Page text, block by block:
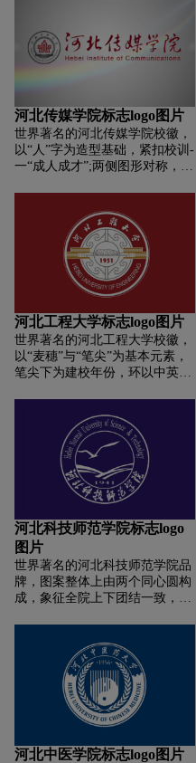
严肃感。校徽标志主体突出、左
右对称、风格坚实稳重，充分展
现了学校历史及学校专业特征，
的主体内涵，形似燃烧的火炬，
象征第一所矿业高等学校承载着
“H”又形似一部展开的书籍，象
征学校浓郁的学术氛围;字母“U”
的造型极具动感，象征百年理工
富有活力，正在向更高、更远的
目标奋进。
河北传媒学院标志logo图片
世界著名的河北传媒学院校徽，
以“人”字为造型基础，紧扣校训-
一“成人成才”;两侧图形对称，代
鹰，自尊、自信、傲视天下;中国
古代“回形纹”，寓意教育根植于
博大精深的中国传统文化;插上
“翅膀”的人，代表展翅的精英
人，腾飞的精英事业;阶梯上升感
的造型，预示教育循序渐进、不
断攀升;线性结构纵横通畅，寓意
河传四通八达，多元化发展;远观
整体图形又似“古钟”造型，暗喻
不鸣则已、一鸣惊人;外观又似金
榜题名的“状元帽”。
河北工程大学标志logo图片
世界著名的河北工程大学校徽，
以“麦穗”与“笔尖”为基本元素，
笔尖下为建校年份，环以中英文
互喻，富有艺术想象力。三对麦
粒似书卷和禾苗，具有生生不
息、积厚成器之势；颜色的变化
增强了艺术感染力，底部的黑色
象征着黑土地，上部的绿色给人
以生机勃勃之感；云纹线条则传
递着中国文化气息。
河北科技师范学院标志logo
图片
世界著名的河北科技师范学院品
牌，图案整体上由两个同心圆构
成，象征全院上下团结一致，同
上部一只海鸥展翅翱翔。喻示着
我校师生徜徉于知识的海洋，在
汹涌的时代大潮中乘风破浪，奋
发向上，前程远大。同时昭示出
我校师生对学校的未来充满希望
和信心，具有崇高理想和宏伟的
志向，并以自己的奋力搏击实现
河北中医学院标志logo图片